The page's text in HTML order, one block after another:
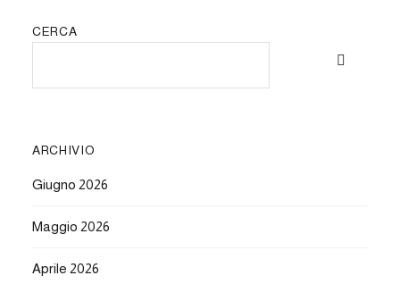
CERCA
ARCHIVIO
Giugno 2026
Maggio 2026
Aprile 2026